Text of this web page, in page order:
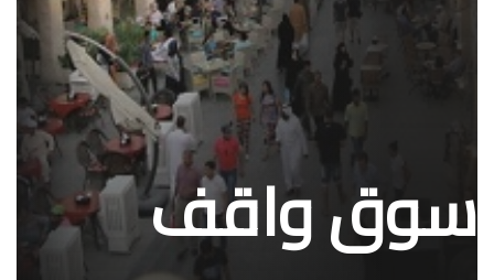
سوق واقف